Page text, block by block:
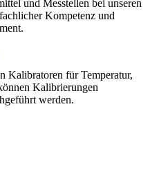
und Messtellen bei unseren
Kompetenz und
Kalibratoren für Temperatur,
Kalibrierungen
werden.